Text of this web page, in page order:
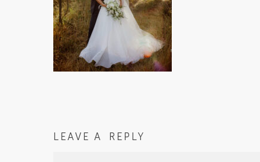
LEAVE A REPLY